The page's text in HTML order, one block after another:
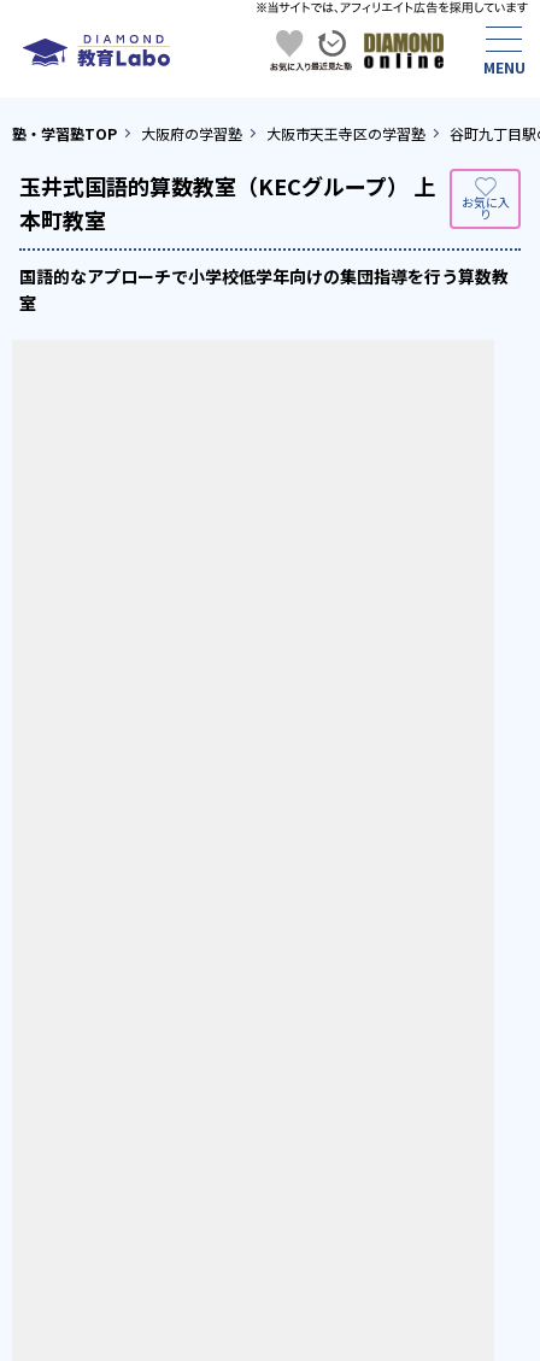
塾・学習塾TOP 大阪府の学習塾 大阪市天王寺区の学習塾 谷町九丁目
玉井式国語的算数教室（KECグループ） 上
本町教室
国語的なアプローチで小学校低学年向けの集団指導を行う算数教
室